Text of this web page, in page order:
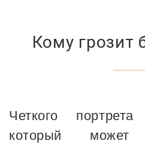
Кому грозит
Четкого
который